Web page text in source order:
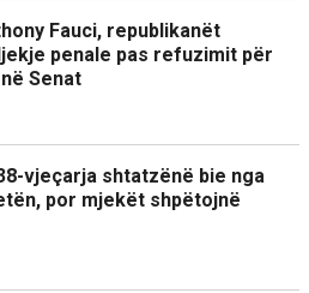
Fauci, republikanët
penale pas refuzimit për
Senat
vjeçarja shtatzënë bie nga
por mjekët shpëtojnë